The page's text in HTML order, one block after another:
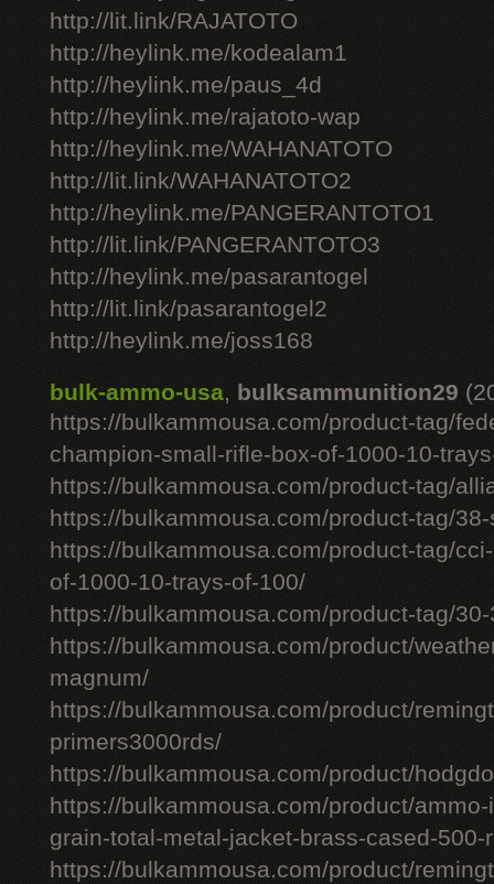
http://lit.link/RAJATOTO
http://heylink.me/kodealam1
http://heylink.me/paus_4d
http://heylink.me/rajatoto-wap
http://heylink.me/WAHANATOTO
http://lit.link/WAHANATOTO2
http://heylink.me/PANGERANTOTO1
http://lit.link/PANGERANTOTO3
http://heylink.me/pasarantogel
http://lit.link/pasarantogel2
http://heylink.me/joss168
bulk-ammo-usa, bulksammunition29
https://bulkammousa.com/product-tag/
champion-small-rifle-box-of-1000-10-
https://bulkammousa.com/product-tag/
https://bulkammousa.com/product-tag/
https://bulkammousa.com/product-tag/
of-1000-10-trays-of-100/
https://bulkammousa.com/product-tag/
https://bulkammousa.com/product/
magnum/
https://bulkammousa.com/product/
primers3000rds/
https://bulkammousa.com/product/
https://bulkammousa.com/product/
grain-total-metal-jacket-brass-cased-500-
https://bulkammousa.com/product/